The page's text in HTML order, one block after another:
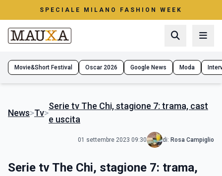
SPECIALE MILANO FASHION WEEK
Movie&Short Festival Oscar 2026 Google News Moda
News>Tv>
Serie tv The Chi, stagione 7: trama, cast
e uscita
01 settembre 2023 09:30 di: Rosa Campiglio
Serie tv The Chi, stagione 7: trama,